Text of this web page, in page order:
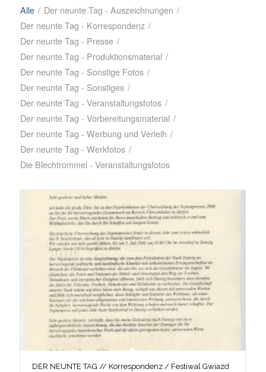
Alle / Der neunte Tag - Auszeichnungen /
Der neunte Tag - Korrespondenz /
Der neunte Tag - Presse /
Der neunte Tag - Produktionsmaterial /
Der neunte Tag - Sonstige Fotos /
Der neunte Tag - Sonstiges /
Der neunte Tag - Veranstaltungsfotos /
Der neunte Tag - Vorbereitungsmaterial /
Der neunte Tag - Werbung und Verleih /
Der neunte Tag - Werkfotos /
Die Blechtrommel - Veranstaltungsfotos
DER NEUNTE TAG // Korrespondenz / Festiwal Gwiazd